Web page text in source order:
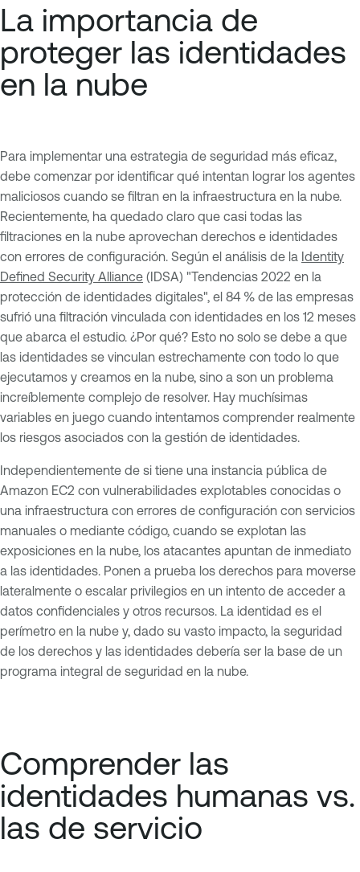
La importancia de
proteger las identidades
en la nube
Para implementar una estrategia de seguridad más eficaz,
debe comenzar por identificar qué intentan lograr los agentes
maliciosos cuando se filtran en la infraestructura en la nube.
Recientemente, ha quedado claro que casi todas las
filtraciones en la nube aprovechan derechos e identidades
con errores de configuración. Según el análisis de la Identity
Defined Security Alliance (IDSA) "Tendencias 2022 en la
protección de identidades digitales", el 84 % de las empresas
sufrió una filtración vinculada con identidades en los 12 meses
que abarca el estudio. ¿Por qué? Esto no solo se debe a que
las identidades se vinculan estrechamente con todo lo que
ejecutamos y creamos en la nube, sino a son un problema
increíblemente complejo de resolver. Hay muchísimas
variables en juego cuando intentamos comprender realmente
los riesgos asociados con la gestión de identidades.
Independientemente de si tiene una instancia pública de
Amazon EC2 con vulnerabilidades explotables conocidas o
una infraestructura con errores de configuración con servicios
manuales o mediante código, cuando se explotan las
exposiciones en la nube, los atacantes apuntan de inmediato
a las identidades. Ponen a prueba los derechos para moverse
lateralmente o escalar privilegios en un intento de acceder a
datos confidenciales y otros recursos. La identidad es el
perímetro en la nube y, dado su vasto impacto, la seguridad
de los derechos y las identidades debería ser la base de un
programa integral de seguridad en la nube.
Comprender las
identidades humanas vs.
las de servicio